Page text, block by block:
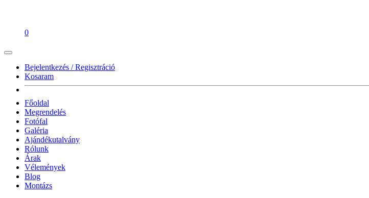
0
Bejelentkezés / Regisztráció
Kosaram
Főoldal
Megrendelés
Fotófal
Galéria
Ajándékutalvány
Rólunk
Árak
Vélemények
Blog
Montázs